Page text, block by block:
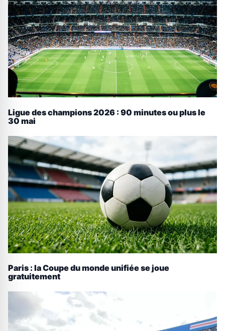
Ligue des champions 2026 : 90 minutes ou plus le
30 mai
Paris : la Coupe du monde unifiée se joue
gratuitement